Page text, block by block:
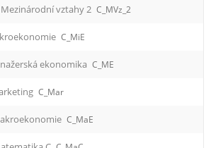
Mezinárodní vztahy 2 C_MVz_2
C_MiE
ekonomika C_ME
C_Mar
C_MaE